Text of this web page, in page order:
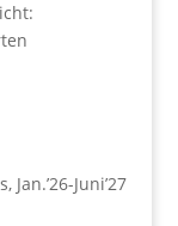
Juni’27